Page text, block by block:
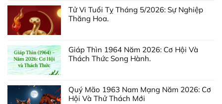
Tử Vi Tuổi Tỵ Tháng 5/2026: Sự Nghiệp
Thăng Hoa.
Giáp Thìn 1964 Năm 2026: Cơ Hội Và
Thách Thức Song Hành.
Quý Mão 1963 Nam Mạng Năm 2026: Cơ
Hội Và Thử Thách Mới